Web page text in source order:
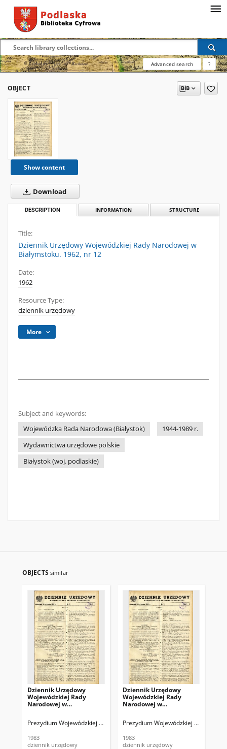
Advanced search ?
OBJECT
Show content
Download
DESCRIPTION INFORMATION STRUCTURE
Title:
Dziennik Urzędowy Wojewódzkiej Rady Narodowej w
Białymstoku. 1962, nr 12
Date:
1962
Resource Type:
dziennik urzędowy
More
Subject and keywords:
Wojewódzka Rada Narodowa (Białystok)
1944-1989 r.
Wydawnictwa urzędowe polskie
Białystok (woj. podlaskie)
OBJECTS similar
Dziennik Urzędowy
Wojewódzkiej Rady
Narodowej w
Prezydium Wojewódzkiej Rady Narodowej (Białystok). Red.
1983
dziennik urzędowy
Dziennik Urzędowy
Wojewódzkiej Rady
Narodowej w
Prezydium Wojewódzkiej Rady
1983
dziennik urzędowy